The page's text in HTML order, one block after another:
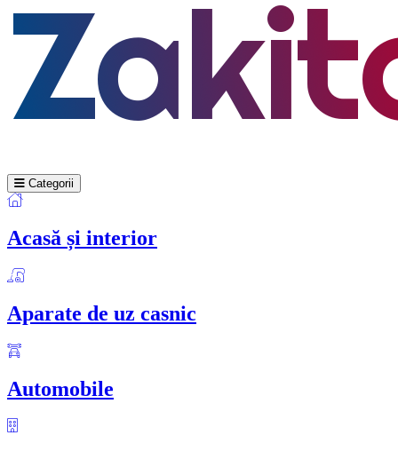
Categorii
Acasă și interior
Aparate de uz casnic
Automobile